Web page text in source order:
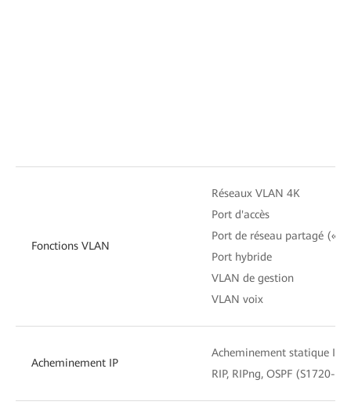
Fonctions VLAN
Réseaux VLAN 4K
Port d'accès
Port de réseau partagé («
Port hybride
VLAN de gestion
VLAN voix
Acheminement IP
Acheminement statique
RIP, RIPng, OSPF (S1720-E